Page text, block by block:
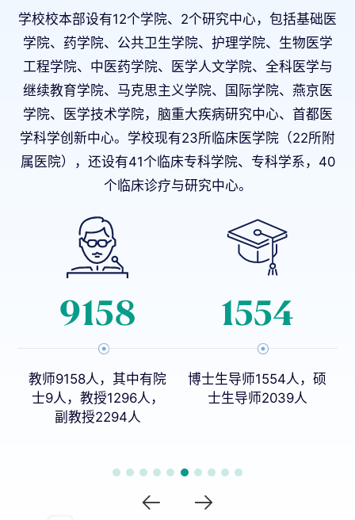
学校校本部设有12个学院、2个研究中心，包括基础医
学院、药学院、公共卫生学院、护理学院、生物医学
工程学院、中医药学院、医学人文学院、全科医学与
继续教育学院、马克思主义学院、国际学院、燕京医
学院、医学技术学院，脑重大疾病研究中心、首都医
学科学创新中心。学校现有23所临床医学院（22所附
属医院），还设有41个临床专科学院、专科学系，40
个临床诊疗与研究中心。
1554
博士生导师1554人，硕
士生导师2039人
27
本科专业27个